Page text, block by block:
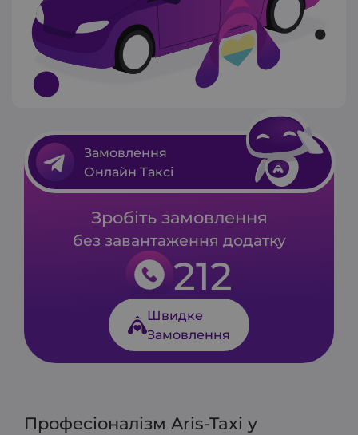
Зробіть замовлення
без завантаження додатку
212
Швидке
Замовлення
Замовлення
Онлайн Таксі
Професіоналізм Aris-Taxi у